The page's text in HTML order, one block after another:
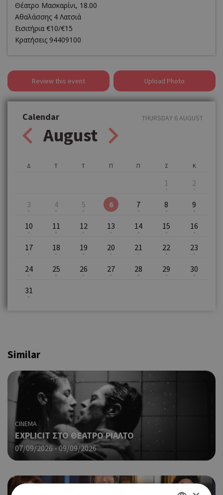
Θέατρο Μασκαρίνι, 18.00
Αθαλάσσης 4 Λατσιά
Εισιτήρια €10/€15
Κρατήσεις 94409100
Review this event Upload Photo
Calendar
August
THURSDAY 6 AUGUST
Δ Τ Τ Π Π Σ
1
Κ
2
3 4 5 6 7 8 9
10 11 12 13 14 15 16
17 18 19 20 21 22 23
24 25 26 27 28 29 30
31
Similar
CINEMA
EXPLICIT ΣΤΟ ΘΕΑΤΡΟ ΡΙΑΛΤΟ
07/09/2026 - 09/09/2026